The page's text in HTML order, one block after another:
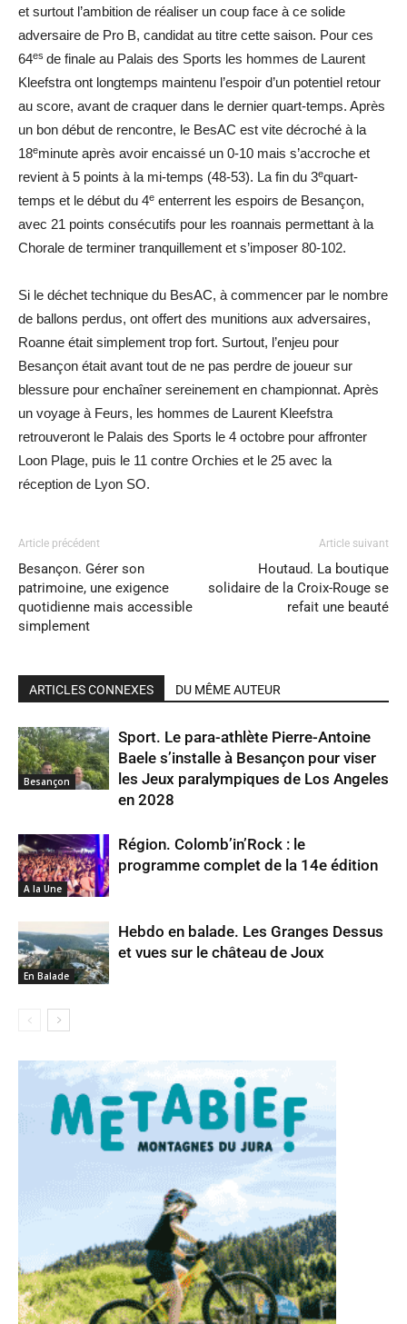
et surtout l’ambition de réaliser un coup face à ce solide
adversaire de Pro B, candidat au titre cette saison. Pour ces
64es de finale au Palais des Sports les hommes de Laurent
Kleefstra ont longtemps maintenu l’espoir d’un potentiel retour
au score, avant de craquer dans le dernier quart-temps. Après
un bon début de rencontre, le BesAC est vite décroché à la
18eminute après avoir encaissé un 0-10 mais s’accroche et
revient à 5 points à la mi-temps (48-53). La fin du 3equart-
temps et le début du 4e enterrent les espoirs de Besançon,
avec 21 points consécutifs pour les roannais permettant à la
Chorale de terminer tranquillement et s’imposer 80-102.
Si le déchet technique du BesAC, à commencer par le nombre
de ballons perdus, ont offert des munitions aux adversaires,
Roanne était simplement trop fort. Surtout, l’enjeu pour
Besançon était avant tout de ne pas perdre de joueur sur
blessure pour enchaîner sereinement en championnat. Après
un voyage à Feurs, les hommes de Laurent Kleefstra
retrouveront le Palais des Sports le 4 octobre pour affronter
Loon Plage, puis le 11 contre Orchies et le 25 avec la
réception de Lyon SO.
Article précédent
Besançon. Gérer son
patrimoine, une exigence
quotidienne mais accessible
simplement
Article suivant
Houtaud. La boutique
solidaire de la Croix-Rouge se
refait une beauté
ARTICLES CONNEXES DU MÊME AUTEUR
Besançon
Sport. Le para-athlète Pierre-Antoine
Baele s’installe à Besançon pour viser
les Jeux paralympiques de Los Angeles
en 2028
A la Une
Région. Colomb’in’Rock : le
programme complet de la 14e édition
En Balade
Hebdo en balade. Les Granges Dessus
et vues sur le château de Joux